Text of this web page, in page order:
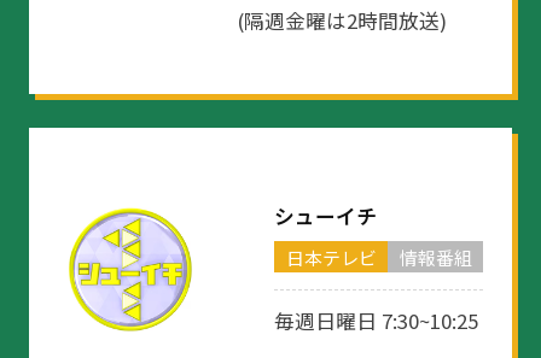
(隔週金曜は2時間放送)
シューイチ
日本テレビ 情報番組
毎週日曜日 7:30~10:25